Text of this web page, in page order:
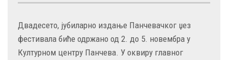
Двадесето, јубиларно издање Панчевачког џез
фестивала биће одржано од 2. до 5. новембра у
Културном центру Панчева. У оквиру главног